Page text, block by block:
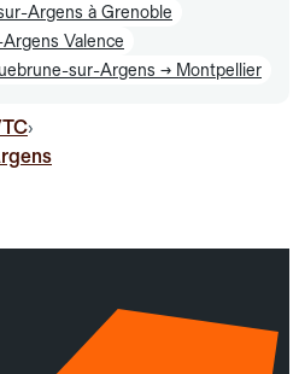
Argens à Grenoble
Valence
sur-Argens → Montpellier
›